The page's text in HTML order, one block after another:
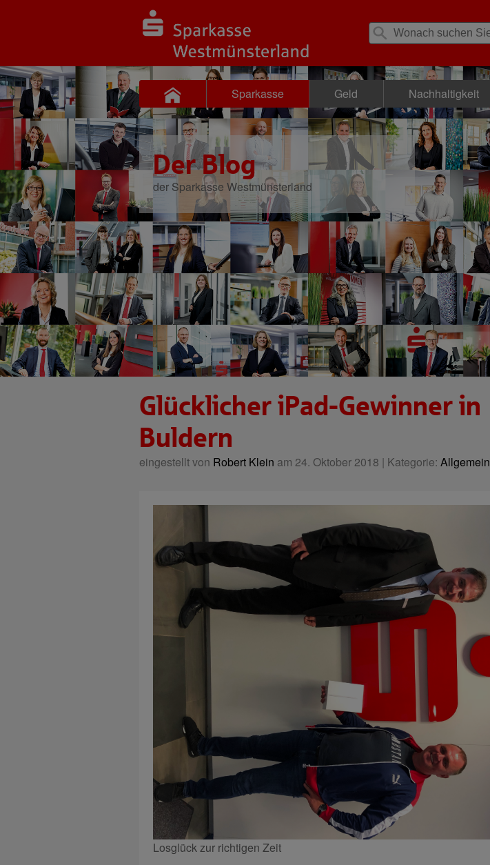
Sparkasse Geld Nachhaltigkeit
Der Blog
der Sparkasse Westmünsterland
Glücklicher iPad-Gewinner in
Buldern
eingestellt von Robert Klein am 24. Oktober 2018 | Kategorie: Allgemein
Losglück zur richtigen Zeit